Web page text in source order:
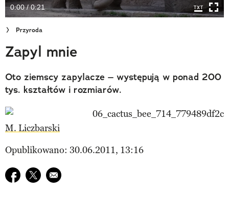
Cuda Polski
Wielki Konkurs Fotograficzny
Trendbook Podróżniczy
Polecane
0:00 / 0:21
Przyroda
Zapyl mnie
Oto ziemscy zapylacze – występują w ponad 200
tys. kształtów i rozmiarów.
M. Liczbarski
Opublikowano: 30.06.2011, 13:16
Udostępnij na facebook
Udostępnij na twitter
E-mail do przyjaciela